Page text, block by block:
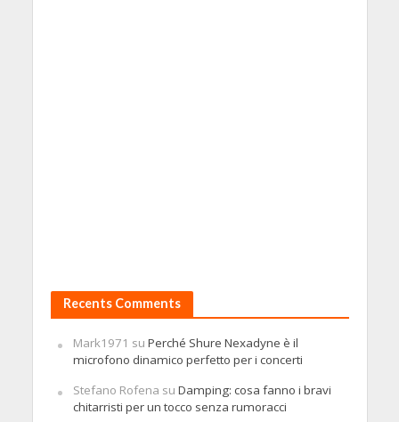
Recents Comments
Mark1971 su Perché Shure Nexadyne è il
microfono dinamico perfetto per i concerti
Stefano Rofena su Damping: cosa fanno i bravi
chitarristi per un tocco senza rumoracci